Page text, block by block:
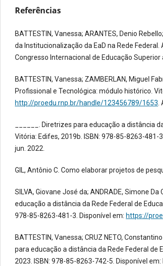
Referências
BATTESTIN, Vanessa; ARANTES, Denio
da Institucionalização da EaD na Rede
Congresso Internacional de Educação Superior
BATTESTIN, Vanessa; ZAMBERLAN, Miguel
Profissional e Tecnológica: módulo histórico.
http://proedu.rnp.br/handle/123456789/1653
______. Diretrizes para educação a distância
Vitória: Edifes, 2019b. ISBN: 978-85-8263-481-
jun. 2022.
GIL, Antônio C. Como elaborar projetos de
SILVA, Giovane José da; ANDRADE, Simone
educação a distância da Rede Federal de
978-85-8263-481-3. Disponível em: https://
BATTESTIN, Vanessa; CRUZ NETO,
para educação a distância da Rede Federal de
2023. ISBN: 978-85-8263-742-5. Disponível